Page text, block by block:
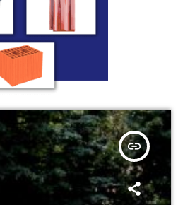
insert_link